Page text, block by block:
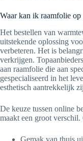
Waar kan ik raamfolie op
Het bestellen van
uitstekende oplossing
verbeteren. Het is
verkrijgen.
aan raamfolie die aan
gespecialiseerd in het
esthetisch aantrekkelijk
De keuze tussen online
maakt een groot
Gemak van thuis